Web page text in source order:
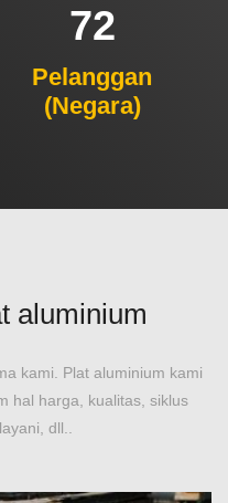
72
Pelanggan
(Negara)
aluminium
kami. Plat aluminium kami
hal harga, kualitas, siklus
dll..